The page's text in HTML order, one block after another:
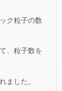
ク粒子の数
、粒子数を
ました。